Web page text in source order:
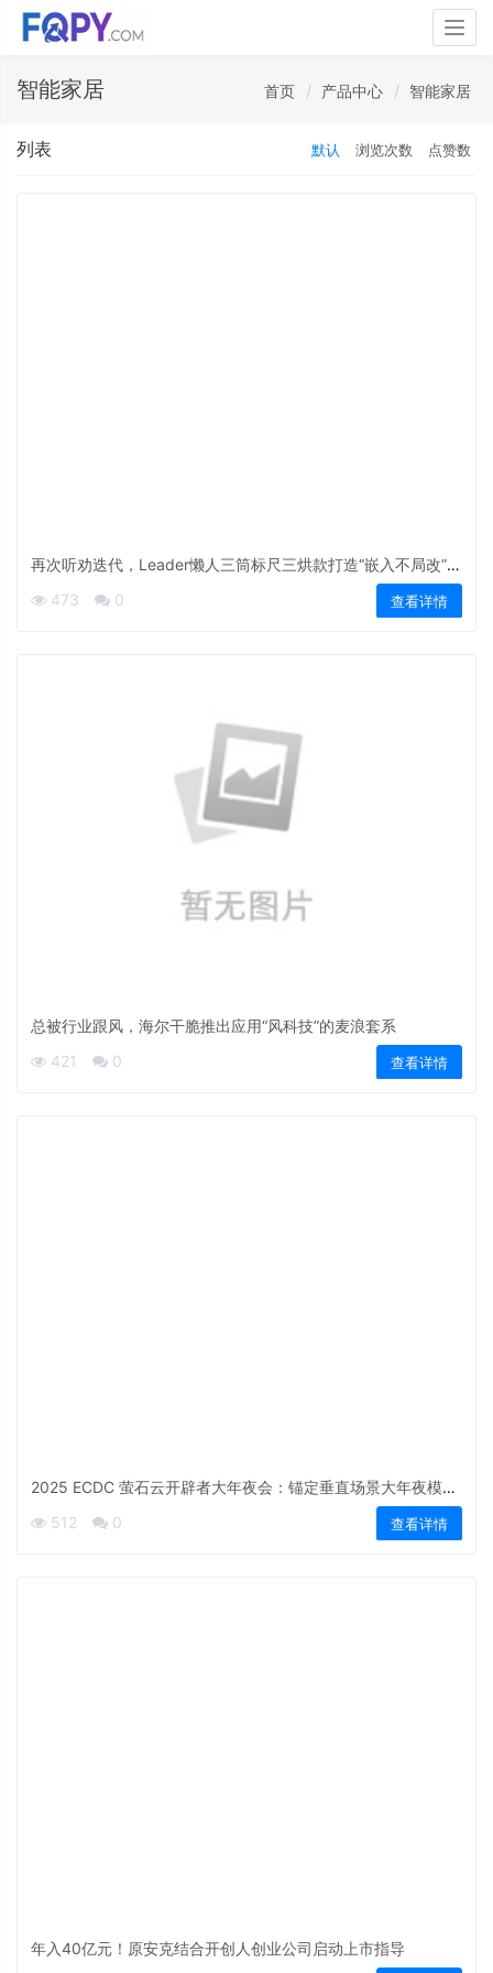
智能家居 首页 产品中心 智能家居
列表 默认 浏览次数 点赞数
再次听劝迭代，Leader懒人三筒标尺三烘款打造“嵌入不局改”新
标准473 0 查看详情
总被行业跟风，海尔干脆推出应用“风科技”的麦浪套系
421
0 查看详情
2025 ECDC 萤石云开辟者大年夜会：锚定垂直场景大年夜模型
全栈开放云办事
512 0 查看详情
年入40亿元！原安克结合开创人创业公司启动上市指导